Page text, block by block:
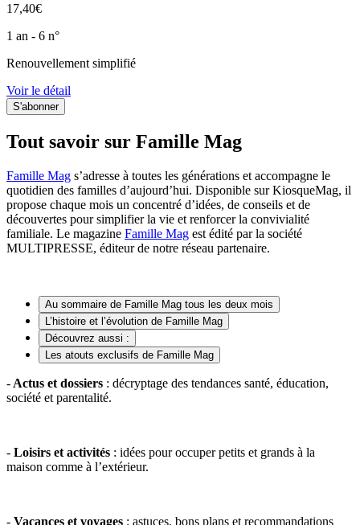
17,40€
1 an - 6 n°
Renouvellement simplifié
Voir le détail
Tout savoir sur Famille Mag
Famille Mag s’adresse à toutes les générations et accompagne le
quotidien des familles d’aujourd’hui. Disponible sur KiosqueMag, il
propose chaque mois un concentré d’idées, de conseils et de
découvertes pour simplifier la vie et renforcer la convivialité
familiale. Le magazine Famille Mag est édité par la société
MULTIPRESSE, éditeur de notre réseau partenaire.
Au sommaire de Famille Mag tous les deux mois
L’histoire et l’évolution de Famille Mag
Découvrez aussi :
Les atouts exclusifs de Famille Mag
- Actus et dossiers : décryptage des tendances santé, éducation,
société et parentalité.
- Loisirs et activités : idées pour occuper petits et grands à la
maison comme à l’extérieur.
- Vacances et voyages : astuces, bons plans et recommandations